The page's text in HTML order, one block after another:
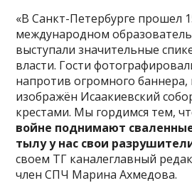
«В Санкт-Петербурге прошел
международном
выступали значительные
власти. Гости
напротив огромного
изображён Исаакиевский
крестами. Мы гордимся тем,
войне поднимают
тылу у нас свои
своем ТГ каналеглавный
член СПЧ Марина Ахмедова.